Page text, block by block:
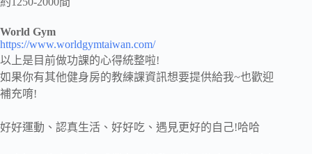
World Gym
https://www.worldgymtaiwan.com/
以上是目前做功課的心得統整啦!
如果你有其他健身房的教練課資訊想要提供給我~也歡迎
補充唷!
好好運動、認真生活、好好吃、遇見更好的自己!哈哈